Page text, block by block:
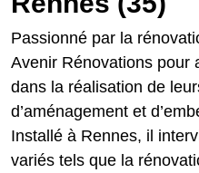
Passionné par la
Avenir Rénovations pour
dans la réalisation de
d’aménagement et
Installé à Rennes, il
variés tels que la